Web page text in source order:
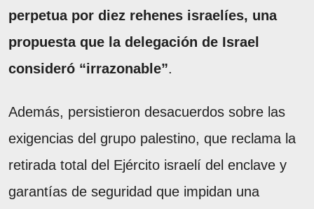
perpetua por diez rehenes israelíes, una
propuesta que la delegación de Israel
consideró “irrazonable”.
Además, persistieron desacuerdos sobre las
exigencias del grupo palestino, que reclama la
retirada total del Ejército israelí del enclave y
garantías de seguridad que impidan una